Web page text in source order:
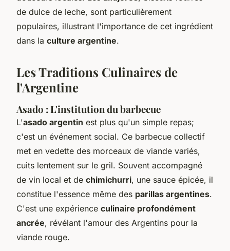
de dulce de leche, sont particulièrement
populaires, illustrant l'importance de cet ingrédient
dans la culture argentine.
Les Traditions Culinaires de
l'Argentine
Asado : L'institution du barbecue
L'asado argentin est plus qu'un simple repas;
c'est un événement social. Ce barbecue collectif
met en vedette des morceaux de viande variés,
cuits lentement sur le gril. Souvent accompagné
de vin local et de chimichurri, une sauce épicée, il
constitue l'essence même des parillas argentines.
C'est une expérience culinaire profondément
ancrée, révélant l'amour des Argentins pour la
viande rouge.